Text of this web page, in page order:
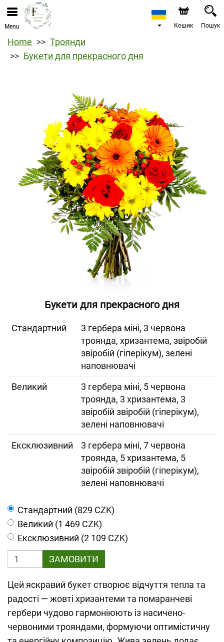
Menu Кошик Пошук
Home
Троянди
Букети для прекрасного дня
Букети для прекрасного дня
Cтандартний
3 гербера міні, 3 червона
троянда, хризантема, звіробій
звіробій (гіперікум), зелені
наповнювачі
Великий
3 гербера міні, 5 червона
троянда, 3 хризантема, 3
звіробій звіробій (гіперікум),
зелені наповнювачі
Ексклюзивний
3 гербера міні, 7 червона
троянда, 5 хризантема, 5
звіробій звіробій (гіперікум),
зелені наповнювачі
Cтандартний (829 CZK)
Великий (1 469 CZK)
Ексклюзивний (2 109 CZK)
ЗАМОВИТИ
Цей яскравий букет створює відчуття тепла та
радості — жовті хризантеми та помаранчеві
гербери чудово гармоніюють із насичено-
червоними трояндами, формуючи оптимістичну